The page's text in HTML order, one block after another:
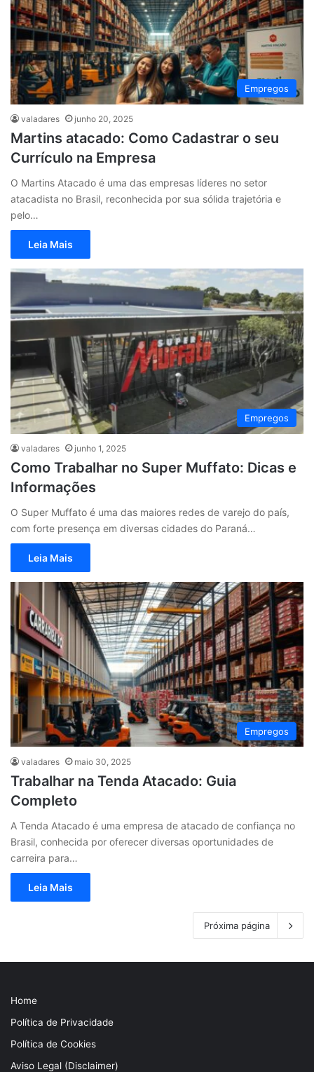
Empregos
valadares junho 20, 2025
Martins atacado: Como Cadastrar o seu
Currículo na Empresa
O Martins Atacado é uma das empresas líderes no setor
atacadista no Brasil, reconhecida por sua sólida trajetória e
pelo…
Leia Mais
Empregos
valadares junho 1, 2025
Como Trabalhar no Super Muffato: Dicas e
Informações
O Super Muffato é uma das maiores redes de varejo do país,
com forte presença em diversas cidades do Paraná…
Leia Mais
Empregos
valadares maio 30, 2025
Trabalhar na Tenda Atacado: Guia
Completo
A Tenda Atacado é uma empresa de atacado de confiança no
Brasil, conhecida por oferecer diversas oportunidades de
carreira para…
Leia Mais
Próxima página
Home
Política de Privacidade
Política de Cookies
Aviso Legal (Disclaimer)